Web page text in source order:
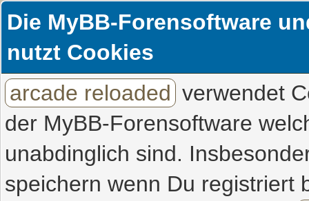
Die MyBB-Forensoftware
nutzt Cookies
arcade reloaded verwendet
der MyBB-Forensoftware
unabdinglich sind.
speichern wenn Du registriert